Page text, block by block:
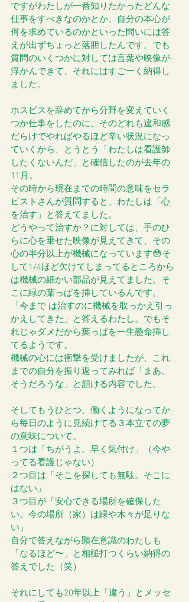
ですがわたしが一番知りたかったどんな
仕事をすべきなのかとか、自分の本心が
何を求めているのかといった問いには答
えが出ずちょっと落胆したんです。でも
質問のいくつかに対しては言葉や映像が
浮かんできて、それにはすごーく納得し
ました。
ホスピスを辞めてから分野を変えていく
つか仕事をしたのに、そのどれも違和感
だらけでやればやるほど辛い状況になっ
ていくから、とうとう「わたしは看護師
したくないんだ」と確信したのが去年の
11月。
その時から現在までの時間の意味をセラ
ピストさんが質問すると、わたしは「心
を治す」と答えてました。
どうやって治すか？に対しては、手のひ
らに心を乗せた映像が見えてきて、その
心の半分以上が機械になっています😳そ
して1/4ほど欠けてしまってるところから
は機械の細かい部品が見えてました。そ
こに緑の葉っぱを挿しているんです。
「今まで は治すのに機械を取っかえ引っ
かえしてきた」と答えるわたし。でもそ
れじゃダメだから葉っぱを一生懸命挿し
てるようです。
機械の心には衝撃を受けましたが、これ
までの自分を振り返ってみれば「まあ、
そうだろうな」と頷ける内容でした。
そしてもうひとつ、働くようになってか
ら毎日のように見続けてる３本立ての夢
の意味について。
１つは「ちがうよ。早く気付け」（今や
ってる看護じゃない）
２つ目は「そこを探しても無駄。そこに
はない」
３つ目が「安心できる場所を確保した
い。今の場所（家）は緑や木々が足りな
い」
自分で答えながら顕在意識のわたしも
「なるほど〜」と相槌打つくらい納得の
答えでした（笑）
それにしても20年以上「違う」とメッセ